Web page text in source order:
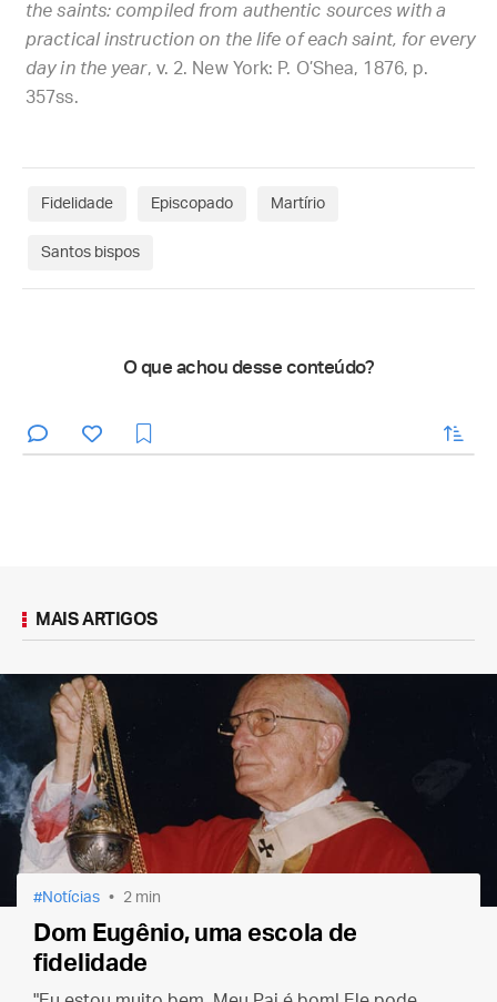
the saints: compiled from authentic sources with a
practical instruction on the life of each saint, for every
day in the year, v. 2. New York: P. O’Shea, 1876, p.
357ss.
Fidelidade Episcopado Martírio
Santos bispos
O que achou desse conteúdo?
enviar
MAIS ARTIGOS
Notícias 2 min
Dom Eugênio, uma escola de
fidelidade